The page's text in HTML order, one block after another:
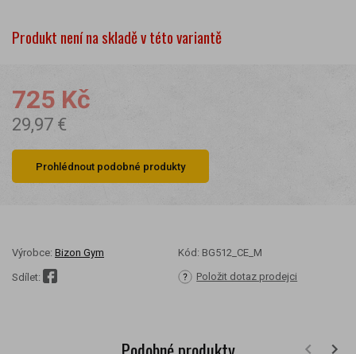
Produkt není na skladě v této variantě
725 Kč
29,97 €
Prohlédnout podobné produkty
Výrobce: Bizon Gym Kód: BG512_CE_M
Sdílet: Položit dotaz prodejci